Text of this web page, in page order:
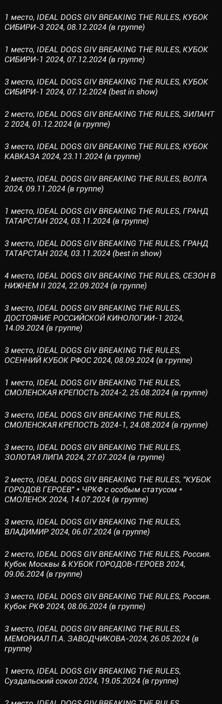
1 место, IDEAL DOGS GIV BREAKING THE RULES, КУБОК
СИБИРИ-3 2024, 08.12.2024 (в группе)
1 место, IDEAL DOGS GIV BREAKING THE RULES, КУБОК
СИБИРИ-1 2024, 07.12.2024 (в группе)
3 место, IDEAL DOGS GIV BREAKING THE RULES, КУБОК
СИБИРИ-1 2024, 07.12.2024 (best in show)
2 место, IDEAL DOGS GIV BREAKING THE RULES, ЗИЛАНТ
2 2024, 01.12.2024 (в группе)
3 место, IDEAL DOGS GIV BREAKING THE RULES, КУБОК
КАВКАЗА 2024, 23.11.2024 (в группе)
2 место, IDEAL DOGS GIV BREAKING THE RULES, ВОЛГА
2024, 09.11.2024 (в группе)
1 место, IDEAL DOGS GIV BREAKING THE RULES, ГРАНД
ТАТАРСТАН 2024, 03.11.2024 (в группе)
3 место, IDEAL DOGS GIV BREAKING THE RULES, ГРАНД
ТАТАРСТАН 2024, 03.11.2024 (best in show)
4 место, IDEAL DOGS GIV BREAKING THE RULES, СЕЗОН В
НИЖНЕМ II 2024, 22.09.2024 (в группе)
3 место, IDEAL DOGS GIV BREAKING THE RULES,
ДОСТОЯНИЕ РОССИЙСКОЙ КИНОЛОГИИ-1 2024,
14.09.2024 (в группе)
3 место, IDEAL DOGS GIV BREAKING THE RULES,
ОСЕННИЙ КУБОК РФОС 2024, 08.09.2024 (в группе)
1 место, IDEAL DOGS GIV BREAKING THE RULES,
СМОЛЕНСКАЯ КРЕПОСТЬ 2024-2, 25.08.2024 (в группе)
3 место, IDEAL DOGS GIV BREAKING THE RULES,
СМОЛЕНСКАЯ КРЕПОСТЬ 2024-1, 24.08.2024 (в группе)
3 место, IDEAL DOGS GIV BREAKING THE RULES,
ЗОЛОТАЯ ЛИПА 2024, 27.07.2024 (в группе)
2 место, IDEAL DOGS GIV BREAKING THE RULES, "КУБОК
ГОРОДОВ ГЕРОЕВ" * ЧРКФ с особым статусом *
СМОЛЕНСК 2024, 14.07.2024 (в группе)
3 место, IDEAL DOGS GIV BREAKING THE RULES,
ВЛАДИМИР 2024, 06.07.2024 (в группе)
2 место, IDEAL DOGS GIV BREAKING THE RULES, Россия.
Кубок Москвы & КУБОК ГОРОДОВ-ГЕРОЕВ 2024,
09.06.2024 (в группе)
3 место, IDEAL DOGS GIV BREAKING THE RULES, Россия.
Кубок РКФ 2024, 08.06.2024 (в группе)
3 место, IDEAL DOGS GIV BREAKING THE RULES,
МЕМОРИАЛ П.А. ЗАВОДЧИКОВА-2024, 26.05.2024 (в
группе)
1 место, IDEAL DOGS GIV BREAKING THE RULES,
Суздальский сокол 2024, 19.05.2024 (в группе)